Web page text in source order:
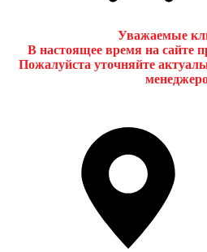
Уважаемые
В настоящее время на сайте
Пожалуйста уточняйте